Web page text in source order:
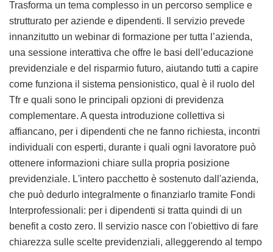
Trasforma un tema complesso in un percorso semplice e
strutturato per aziende e dipendenti. Il servizio prevede
innanzitutto un webinar di formazione per tutta l’azienda,
una sessione interattiva che offre le basi dell’educazione
previdenziale e del risparmio futuro, aiutando tutti a capire
come funziona il sistema pensionistico, qual è il ruolo del
Tfr e quali sono le principali opzioni di previdenza
complementare. A questa introduzione collettiva si
affiancano, per i dipendenti che ne fanno richiesta, incontri
individuali con esperti, durante i quali ogni lavoratore può
ottenere informazioni chiare sulla propria posizione
previdenziale. L'intero pacchetto è sostenuto dall'azienda,
che può dedurlo integralmente o finanziarlo tramite Fondi
Interprofessionali: per i dipendenti si tratta quindi di un
benefit a costo zero. Il servizio nasce con l'obiettivo di fare
chiarezza sulle scelte previdenziali, alleggerendo al tempo